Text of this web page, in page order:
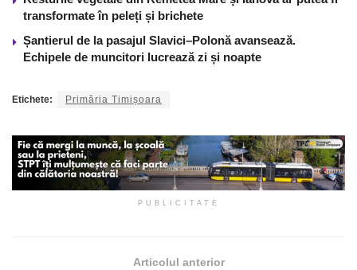
transformate în peleți și brichete
Șantierul de la pasajul Slavici–Polonă avansează.
Echipele de muncitori lucrează zi și noapte
Etichete: Primăria Timișoara
PUBLICITATE
Articolul anterior